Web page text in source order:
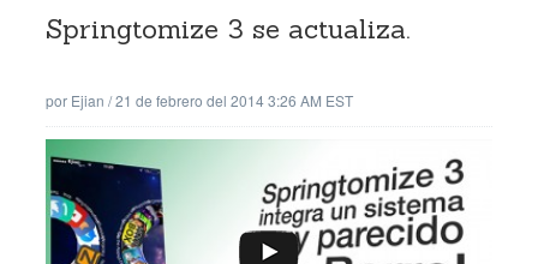
Springtomize 3 se actualiza.
por Ejian /21 de febrero del 2014 3:26 AM EST